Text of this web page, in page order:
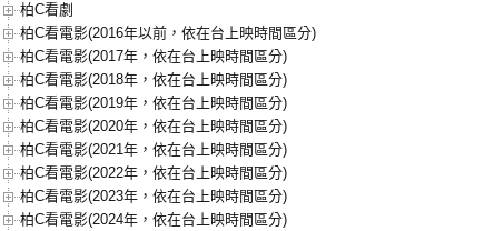
柏C看劇
柏C看電影(2016年以前，依在台上映時間區分)
柏C看電影(2017年，依在台上映時間區分)
柏C看電影(2018年，依在台上映時間區分)
柏C看電影(2019年，依在台上映時間區分)
柏C看電影(2020年，依在台上映時間區分)
柏C看電影(2021年，依在台上映時間區分)
柏C看電影(2022年，依在台上映時間區分)
柏C看電影(2023年，依在台上映時間區分)
柏C看電影(2024年，依在台上映時間區分)